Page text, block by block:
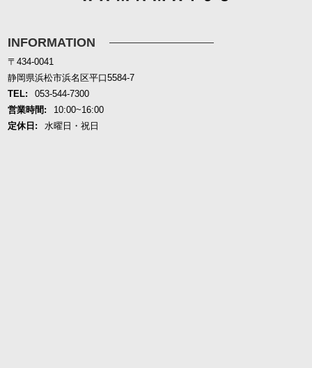
INFORMATION
〒434-0041
静岡県浜松市浜名区平口5584-7
TEL:
053-544-7300
営業時間:
10:00~16:00
定休日:
水曜日・祝日